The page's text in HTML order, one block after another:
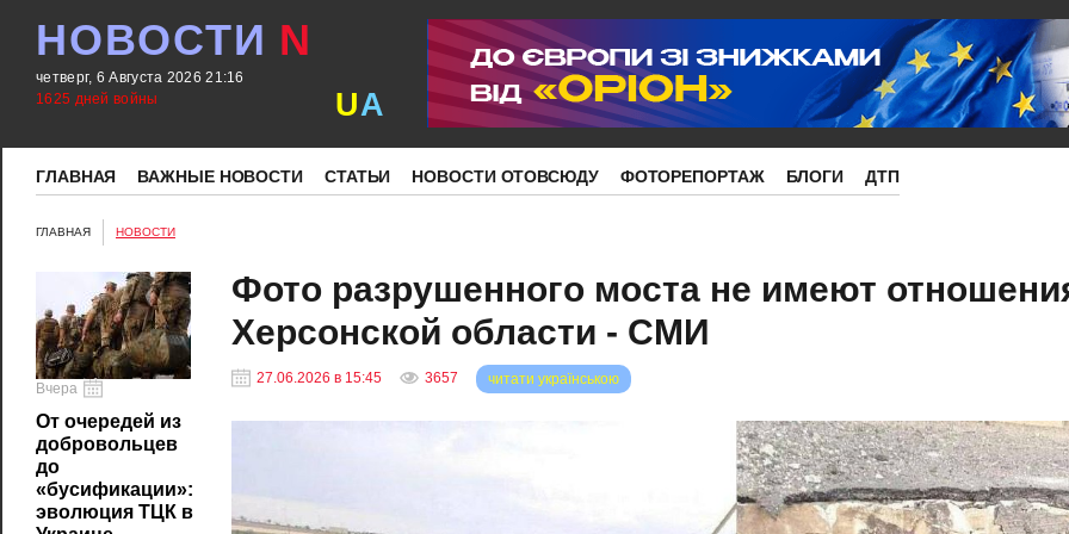
НОВОСТИ N
четверг, 6 Августа 2026 21:16
1625 дней войны
UA
ГЛАВНАЯ ВАЖНЫЕ НОВОСТИ СТАТЬИ НОВОСТИ ОТОВСЮДУ ФОТОРЕПОРТАЖ БЛОГИ ДТП
ГЛАВНАЯ НОВОСТИ
Вчера
От очередей из
добровольцев
до
«бусификации»:
эволюция ТЦК в
Фото разрушенного моста не имеют
Херсонской области - СМИ
27.06.2026 в 15:45 3657 читати українською